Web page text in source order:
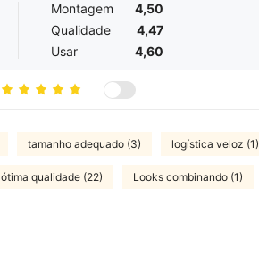
Montagem
4,50
Qualidade
4,47
Usar
4,60
tamanho adequado (3) logística veloz (1)
ótima qualidade (22) Looks combinando (1)